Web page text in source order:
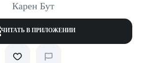
Карен Бут
ЧИТАТЬ В ПРИЛОЖЕНИИ